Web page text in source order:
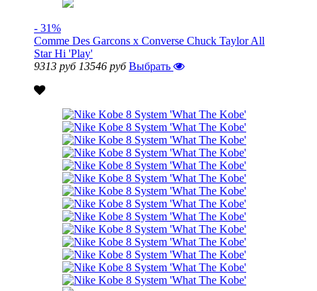
- 31%
Comme Des Garcons x Converse Chuck Taylor All
Star Hi 'Play'
9313 руб 13546 руб Выбрать